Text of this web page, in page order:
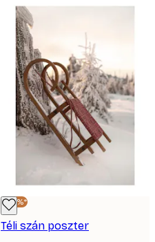
-40%*
Téli szán poszter